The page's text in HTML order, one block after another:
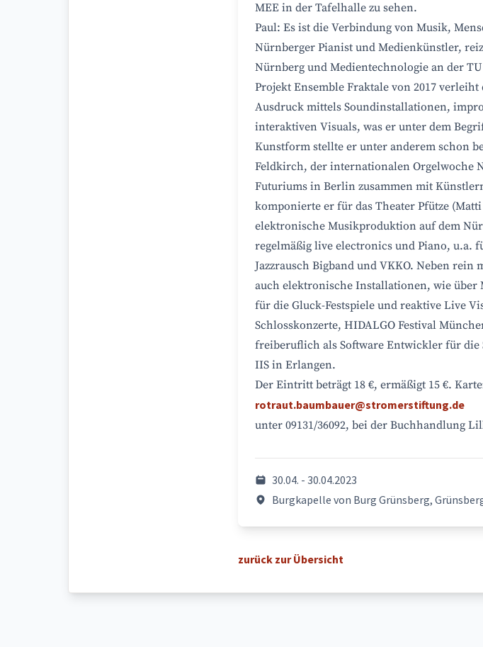
MEE in der Tafelhalle zu sehen.
Paul: Es ist die Verbindung von Musik,
Nürnberger Pianist und Medienkünstler,
Nürnberg und Medientechnologie an der
Projekt Ensemble Fraktale von 2017
Ausdruck mittels Soundinstallationen,
interaktiven Visuals, was er unter dem
Kunstform stellte er unter anderem schon
Feldkirch, der internationalen Orgelwoche
Futuriums in Berlin zusammen mit
komponierte er für das Theater Pfütze
elektronische Musikproduktion auf dem
regelmäßig live electronics und Piano, u.a.
Jazzrausch Bigband und VKKO. Neben
auch elektronische Installationen, wie
für die Gluck-Festspiele und reaktive Live
Schlosskonzerte, HIDALGO Festival
freiberuflich als Software Entwickler für
IIS in Erlangen.
Der Eintritt beträgt 18 €, ermäßigt 15 €.
rotraut.baumbauer@stromerstiftung.de
unter 09131/36092, bei der Buchhandlung
30.04. - 30.04.2023
Burgkapelle von Burg Grünsberg,
zurück zur Übersicht